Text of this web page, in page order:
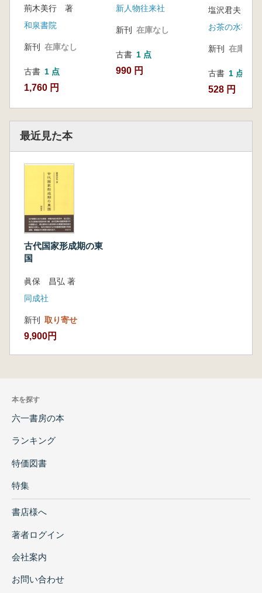
荊木美行 著
和泉書院
新刊 在庫なし
古書 1 点
1,760 円
新人物往来社
新刊 在庫なし
古書 1 点
990 円
塩沢君夫
お茶の水書房
新刊 在庫なし
古書 1 点
528 円
最近見た本
古代国家形成期の東
国
眞保 昌弘 著
同成社
新刊 取り寄せ
9,900円
本を探す
六一書房の本
ランキング
特価図書
特集
書店様へ
著者ログイン
会社案内
お問い合わせ